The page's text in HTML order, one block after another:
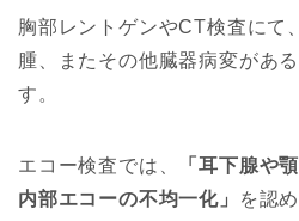
胸部レントゲンやCT検査にて
腫、またその他臓器病変があ
す。
エコー検査では、
「耳下腺や
内部エコーの不均一化」
を認